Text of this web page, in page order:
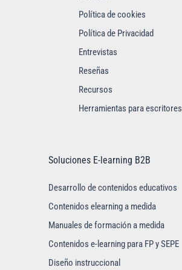
Política de cookies
Política de Privacidad
Entrevistas
Reseñas
Recursos
Herramientas para escritores
Soluciones E-learning B2B
Desarrollo de contenidos educativos
Contenidos elearning a medida
Manuales de formación a medida
Contenidos e-learning para FP y SEPE
Diseño instruccional